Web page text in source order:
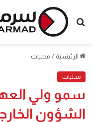
بحث
الرئيسية / محليات
محليات
سمو ولي
الشؤون